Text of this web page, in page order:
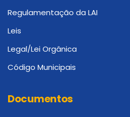
Regulamentação da LAI
Leis
Legal/Lei Orgânica
Código Municipais
Documentos